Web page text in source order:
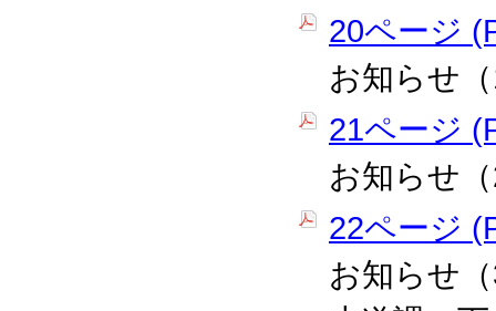
20ページ
お知らせ
21ページ
お知らせ
22ページ
お知らせ